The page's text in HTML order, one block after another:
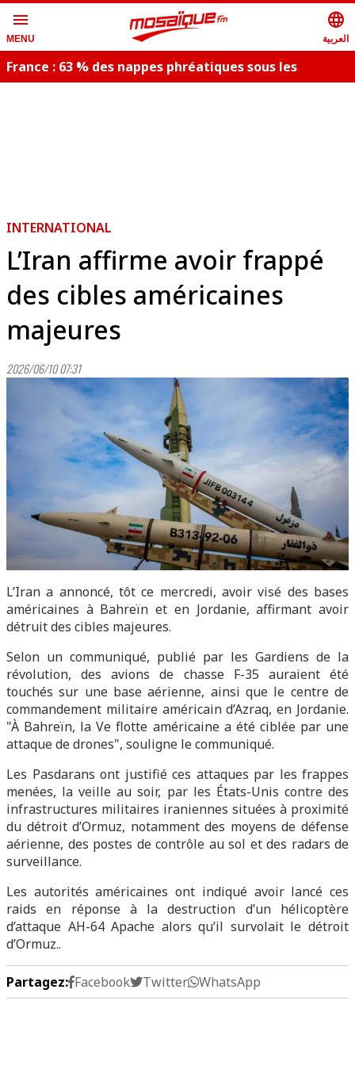
menu
MENU
language
العربية
France : 63 % des nappes phréatiques sous les
INTERNATIONAL
L’Iran affirme avoir frappé
des cibles américaines
majeures
2026/06/10 07:31
L’Iran a annoncé, tôt ce mercredi, avoir visé des bases
américaines à Bahreïn et en Jordanie, affirmant avoir
détruit des cibles majeures.
Selon un communiqué, publié par les Gardiens de la
révolution, des avions de chasse F-35 auraient été
touchés sur une base aérienne, ainsi que le centre de
commandement militaire américain d’Azraq, en Jordanie.
"À Bahreïn, la Ve flotte américaine a été ciblée par une
attaque de drones", souligne le communiqué.
Les Pasdarans ont justifié ces attaques par les frappes
menées, la veille au soir, par les États-Unis contre des
infrastructures militaires iraniennes situées à proximité
du détroit d’Ormuz, notamment des moyens de défense
aérienne, des postes de contrôle au sol et des radars de
surveillance.
Les autorités américaines ont indiqué avoir lancé ces
raids en réponse à la destruction d’un hélicoptère
d’attaque AH-64 Apache alors qu’il survolait le détroit
d’Ormuz..
Partagez: Facebook Twitter WhatsApp